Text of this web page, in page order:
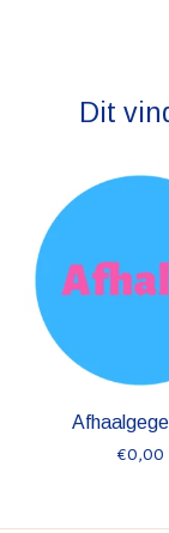
Dit
Items van
€0,00